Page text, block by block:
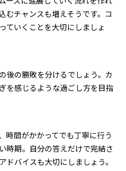
むチャンスも増えそうです。コ
ていくことを大切にしましょ
後の勝敗を分けるでしょう。カ
を感じるような過ごし方を目指
時間がかかってでも丁寧に行う
時期。自分の答えだけで完結さ
ドバイスも大切にしましょう。